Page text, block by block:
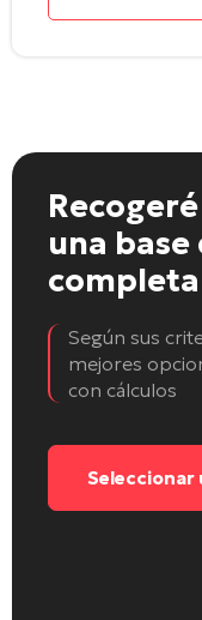
una
completa
Según sus
mejores
con cálculos
Seleccionar